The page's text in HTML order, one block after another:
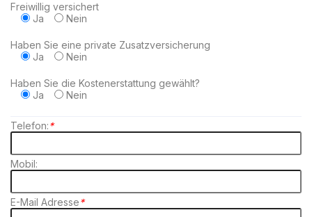
Freiwillig versichert
Ja
Nein
Haben Sie eine private Zusatzversicherung
Ja
Nein
Haben Sie die Kostenerstattung gewählt?
Ja
Nein
Telefon:*
Mobil:
E-Mail Adresse*